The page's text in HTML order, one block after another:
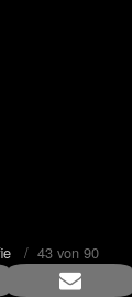
/ 43 von 90